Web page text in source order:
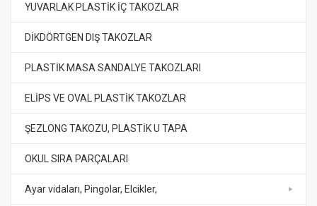
YUVARLAK PLASTİK İÇ TAKOZLAR
DİKDÖRTGEN DIŞ TAKOZLAR
PLASTİK MASA SANDALYE TAKOZLARI
ELİPS VE OVAL PLASTİK TAKOZLAR
ŞEZLONG TAKOZU, PLASTİK U TAPA
OKUL SIRA PARÇALARI
Ayar vidaları, Pingolar, Elcikler,